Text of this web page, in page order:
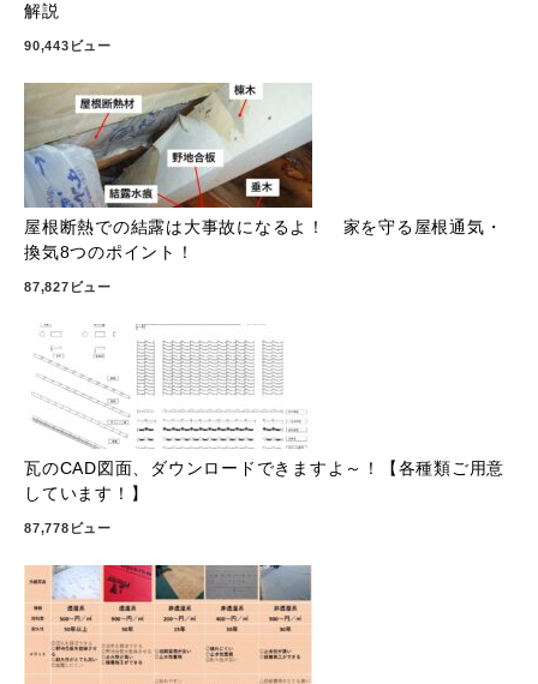
解説
90,443ビュー
屋根断熱での結露は大事故になるよ！ 家を守る屋根通気・
換気8つのポイント！
87,827ビュー
瓦のCAD図面、ダウンロードできますよ～！【各種類ご用意
しています！】
87,778ビュー